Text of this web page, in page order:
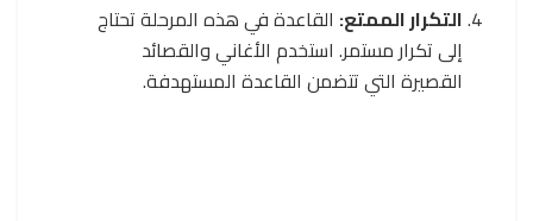
التكرار الممتع: القاعدة في هذه المرحلة تحتاج
إلى تكرار مستمر. استخدم الأغاني والقصائد
القصيرة التي تتضمن القاعدة المستهدفة.